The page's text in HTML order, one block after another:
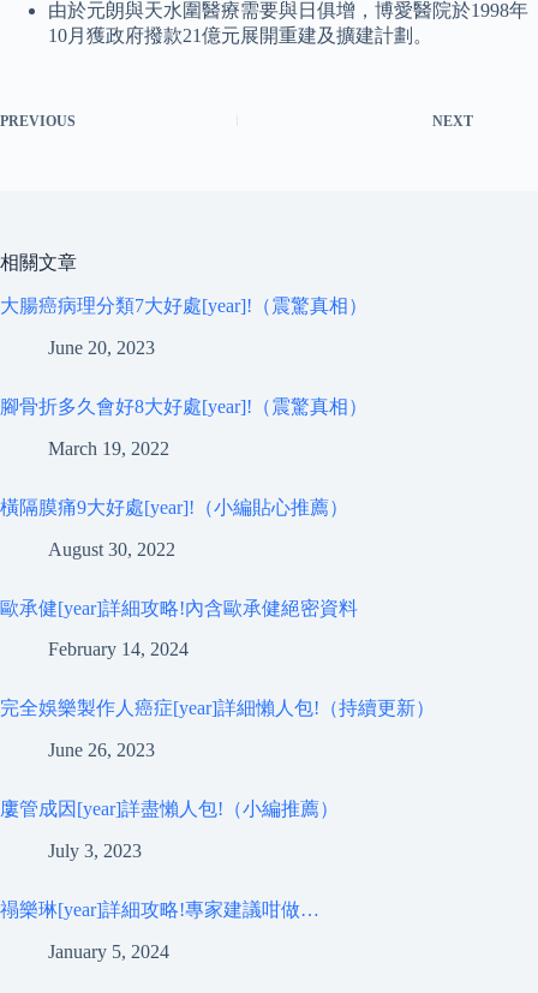
由於元朗與天水圍醫療需要與日俱增，博愛醫院於1998年
10月獲政府撥款21億元展開重建及擴建計劃。
PREVIOUS NEXT
相關文章
大腸癌病理分類7大好處[year]!（震驚真相）
June 20, 2023
腳骨折多久會好8大好處[year]!（震驚真相）
March 19, 2022
橫隔膜痛9大好處[year]!（小編貼心推薦）
August 30, 2022
歐承健[year]詳細攻略!內含歐承健絕密資料
February 14, 2024
完全娛樂製作人癌症[year]詳細懶人包!（持續更新）
June 26, 2023
廔管成因[year]詳盡懶人包!（小編推薦）
July 3, 2023
禢樂琳[year]詳細攻略!專家建議咁做…
January 5, 2024